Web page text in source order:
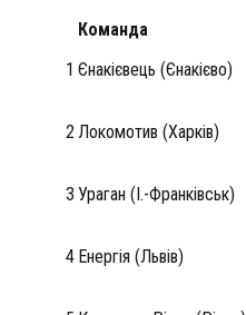
Команда
1 Єнакієвець (Єнакієво)
2 Локомотив (Харків)
3 Ураган (І.-Франківськ)
4 Енергія (Львів)